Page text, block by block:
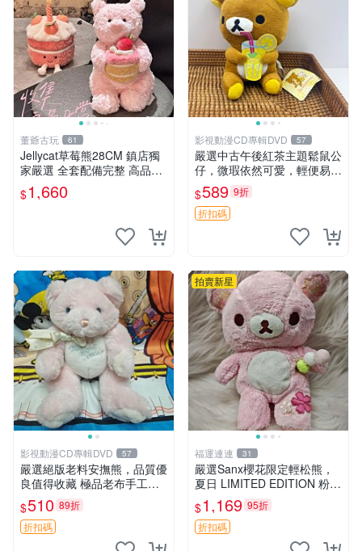
董爺古玩 61
Jellycat草莓熊28CM 鎮店獨
家嚴選 全套配備完整 高品質
收藏好物 紋章 玩具熊 定制熊
$1,660
影視動漫CD專輯DVD 57
嚴選中古午後紅茶主題鬆鼠公
仔，微瑕依然可愛，輕便易運
送 二手收藏推薦 工廠直營 快
遞到府 中古 玩偶 公仔
$589 9折
折扣碼
影視動漫CD專輯DVD 57
嚴選絕版老料安撫熊，品質優
良值得收藏 極品老布手工安
撫搖鈴玩具，適合哄睡寶貝
超柔老料搖鈴熊，專為孩子設
計的安心伴護 推薦絕版老布
製工藝搖鈴熊，可當作童
$510 89折
折扣碼
拍賣新星
福運連連 31
嚴選Sanx櫻花限定輕松熊，
夏日 LIMITED EDITION 粉色
毛絨熊，背有拉鏈設計，肚內
填充豆袋，精致工藝呈現，狀
態如新，適合收藏與送人 櫻
$1,169 95折
折扣碼